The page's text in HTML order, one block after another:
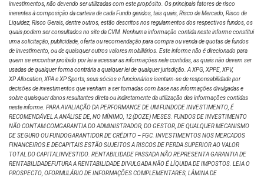
investimentos, não devendo ser utilizadas com este propósito. Os principais fatores de risco
inerentes à composição da carteira de cada Fundo geridos, tais quais, Risco de Mercado, Risco de
Liquidez, Risco Gerais, dentre outros, estão descritos nos regulamentos dos respectivos fundos, os
quais podem ser consultados no site da CVM. Nenhuma informação contida neste informe constitui
uma solicitação, publicidade, oferta ou recomendação para compra ou venda de quotas de fundos
de investimento, ou de quaisquer outros valores mobiliários. Este informe não é direcionado para
quem se encontrar proibido por lei a acessar as informações nele contidas, as quais não devem ser
usadas de qualquer forma contrária a qualquer lei de qualquer jurisdição. A XPG, XPPE, XPV,
XP Allocation, XPA e XP Sports, seus sócios e funcionários isentam-se de responsabilidade por
decisões de investimentos que venham a ser tomadas com base nas informações divulgadas e
sobre quaisquer danos resultantes direta ou indiretamente da utilização das informações contidas
neste informe. PARA AVALIAÇÃO DA PERFORMANCE DE UM FUNDODE INVESTIMENTO, É
RECOMENDÁVEL A ANÁLISE DE, NO MÍNIMO, 12 (DOZE) MESES. FUNDOS DE INVESTIMENTO
NÃO CONTAM COMGARANTIA DO ADMINISTRADOR, DO GESTOR, DE QUALQUER MECANISMO
DE SEGURO OU FUNDOGARANTIDOR DE CRÉDITO – FGC. INVESTIMENTOS NOS MERCADOS
FINANCEIROS E DECAPITAIS ESTÃO SUJEITOS A RISCOS DE PERDA SUPERIOR AO VALOR
TOTAL DO CAPITALINVESTIDO. RENTABILIDADE PASSADA NÃO REPRESENTA GARANTIA DE
RENTABILIDADEFUTURA A RENTABILIDADE DIVULGADA NÃO É LÍQUIDA DE IMPOSTOS. LEIA O
PROSPECTO, OFORMULÁRIO DE INFORMAÇÕES COMPLEMENTARES, LÂMINA DE